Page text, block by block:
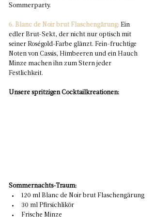
Sommerparty.
6. Blanc de Noir brut Flaschengärung: Ein
edler Brut-Sekt, der nicht nur optisch mit
seiner Roségold-Farbe glänzt. Fein-fruchtige
Noten von Cassis, Himbeeren und ein Hauch
Minze machen ihn zum Stern jeder
Festlichkeit.
Unsere spritzigen Cocktailkreationen:
Sommernachts-Traum:
120 ml Blanc de Noir brut Flaschengärung
30 ml Pfirsichlikör
Frische Minze